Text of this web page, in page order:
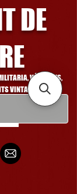
DE
VÉHICULES,
VINTAGE